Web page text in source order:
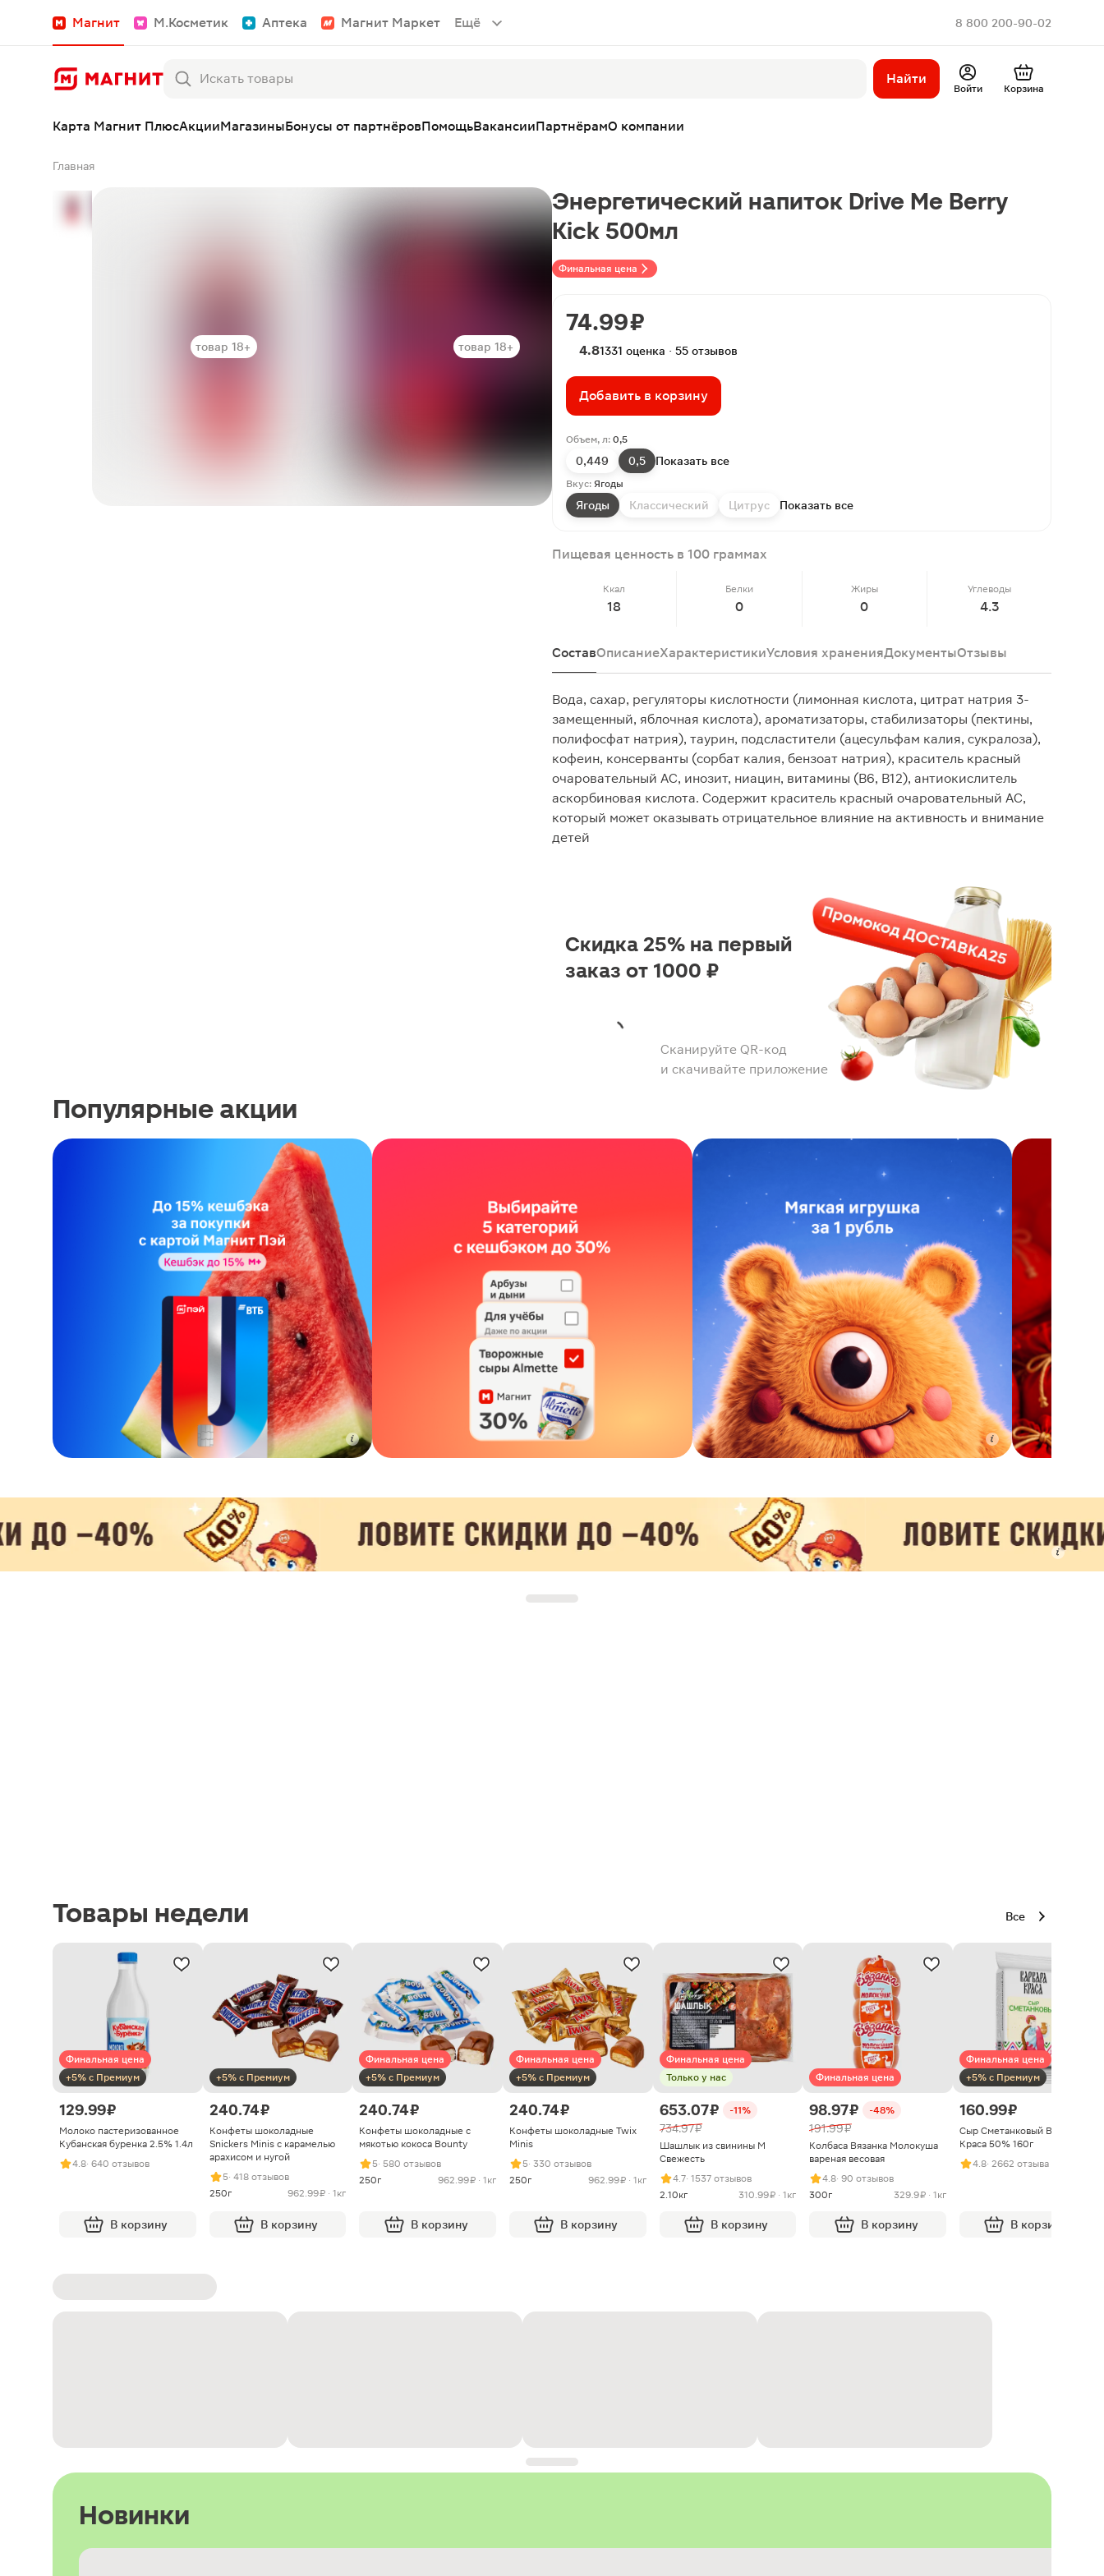
Магнит М.Косметик Аптека Магнит Маркет Ещё 8 800 200-90-02
Найти
Войти Корзина
Карта Магнит ПлюсАкцииМагазиныБонусы от партнёровПомощьВакансииПартнёрамО компании
Главная
товар 18+ товар 18+ товар 18+
Финальная цена
Энергетический напиток Drive Me Berry
Kick 500мл
74.99 ₽
4.81331 оценка · 55 отзывов
Добавить в корзину
Объем, л: 0,5
0,449 0,5 Показать все
Вкус: Ягоды
Ягоды Классический Цитрус Показать все
Пищевая ценность в 100 граммах
Ккал
18
Белки
0
Жиры
0
Углеводы
4.3
СоставОписаниеХарактеристикиУсловия храненияДокументыОтзывы
Вода, сахар, регуляторы кислотности (лимонная кислота, цитрат натрия 3-
замещенный, яблочная кислота), ароматизаторы, стабилизаторы (пектины,
полифосфат натрия), таурин, подсластители (ацесульфам калия, сукралоза),
кофеин, консерванты (сорбат калия, бензоат натрия), краситель красный
очаровательный АС, инозит, ниацин, витамины (B6, B12), антиокислитель
аскорбиновая кислота. Содержит краситель красный очаровательный АС,
который может оказывать отрицательное влияние на активность и внимание
детей
Сканируйте QR-код
и скачивайте приложение
Скидка 25% на первый
заказ от 1000 ₽
Популярные акции
Товары недели Все
Финальная цена
+5% с Премиум
129.99 ₽
Молоко пастеризованное
Кубанская буренка 2.5% 1.4л
4.8· 640 отзывов
В корзину
+5% с Премиум
240.74 ₽
Конфеты шоколадные
Snickers Minis с карамелью
арахисом и нугой
5· 418 отзывов
250г
962.99 ₽ · 1кг
В корзину
Финальная цена
+5% с Премиум
240.74 ₽
Конфеты шоколадные с
мякотью кокоса Bounty
5· 580 отзывов
250г
962.99 ₽ · 1кг
В корзину
Финальная цена
+5% с Премиум
240.74 ₽
Конфеты шоколадные Twix
Minis
5· 330 отзывов
250г
962.99 ₽ · 1кг
В корзину
Финальная цена
Только у нас
653.07 ₽ -11%
734.97 ₽
Шашлык из свинины М
Свежесть
4.7· 1537 отзывов
2.10кг
310.99 ₽ · 1кг
В корзину
Финальная цена
98.97 ₽ -48%
191.99 ₽
Колбаса Вязанка Молокуша
вареная весовая
4.8· 90 отзывов
300г
329.9 ₽ · 1кг
В корзину
Финальная цена
+5% с Премиум
160.99 ₽
Сыр Сметанковый Варвара
Краса 50% 160г
4.8· 2662 отзыва
В корзину
Новинки